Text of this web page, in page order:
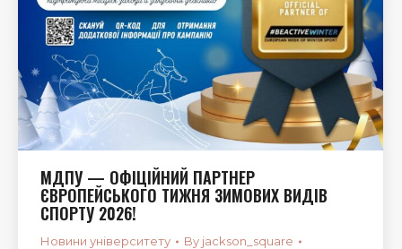
МДПУ — ОФІЦІЙНИЙ ПАРТНЕР
ЄВРОПЕЙСЬКОГО ТИЖНЯ ЗИМОВИХ ВИДІВ
СПОРТУ 2026!
Новини університету By jackson_square